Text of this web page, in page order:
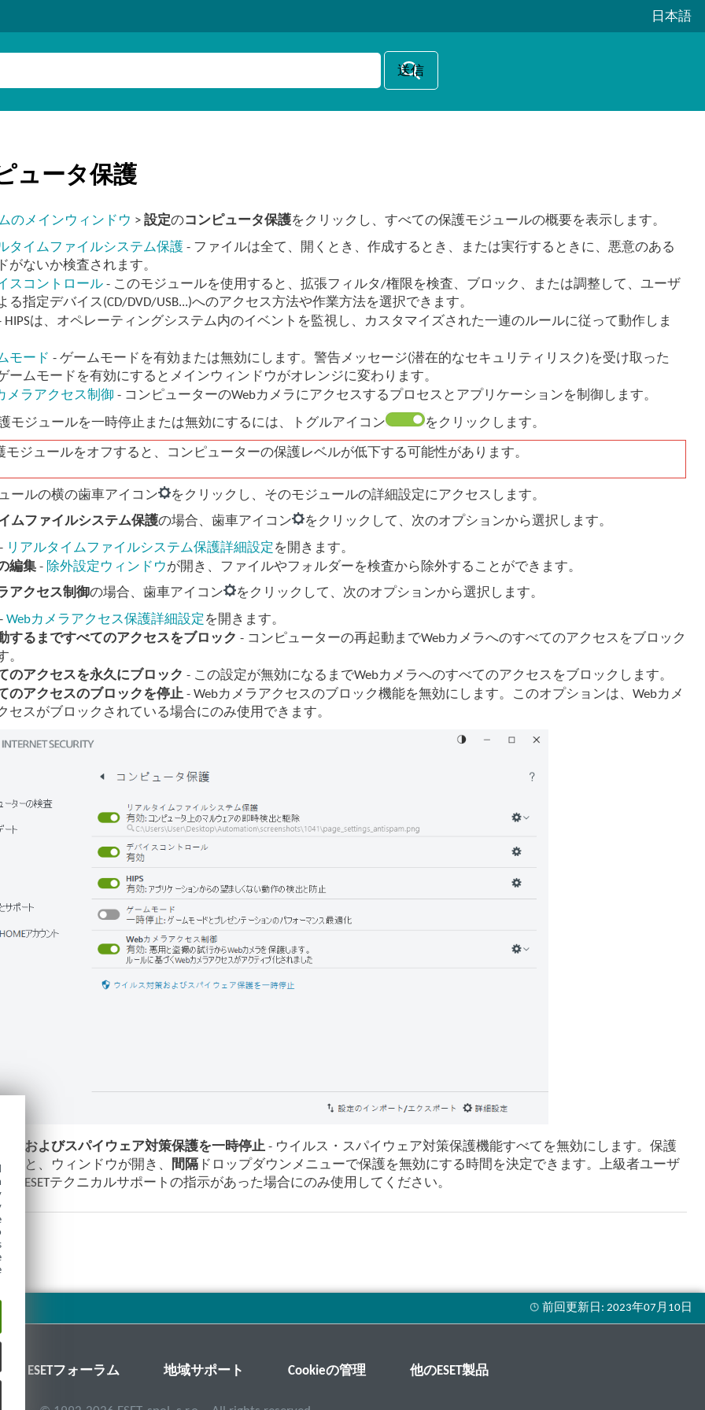
日本語
ュータ保護
のメインウィンドウ >設定のコンピュータ保護をクリックし、すべての保護モジュールの概要を表示します。
タイムファイルシステム保護 - ファイルは全て、開くとき、作成するとき、または実行するときに、悪意のある
がないか検査されます。
スコントロール - このモジュールを使用すると、拡張フィルタ/権限を検査、ブロック、または調整して、ユーザ
る指定デバイス(CD/DVD/USB...)へのアクセス方法や作業方法を選択できます。
HIPSは、オペレーティングシステム内のイベントを監視し、カスタマイズされた一連のルールに従って動作しま
モード - ゲームモードを有効または無効にします。警告メッセージ(潜在的なセキュリティリスク)を受け取った
ームモードを有効にするとメインウィンドウがオレンジに変わります。
メラアクセス制御 - コンピューターのWebカメラにアクセスするプロセスとアプリケーションを制御します。
モジュールを一時停止または無効にするには、トグルアイコン をクリックします。
モジュールをオフすると、コンピューターの保護レベルが低下する可能性があります。
ールの横の歯車アイコン
をクリックし、そのモジュールの詳細設定にアクセスします。
ムファイルシステム保護の場合、歯車アイコン
をクリックして、次のオプションから選択します。
リアルタイムファイルシステム保護詳細設定 を開きます。
編集 - 除外設定ウィンドウが開き、ファイルやフォルダーを検査から除外することができます。
アクセス制御の場合、歯車アイコン
をクリックして、次のオプションから選択します。
Webカメラアクセス保護詳細設定 を開きます。
するまですべてのアクセスをブロック - コンピューターの再起動までWebカメラへのすべてのアクセスをブロック
。
のアクセスを永久にブロック - この設定が無効になるまでWebカメラへのすべてのアクセスをブロックします。
のアクセスのブロックを停止 - Webカメラアクセスのブロック機能を無効にします。このオプションは、Webカメ
セスがブロックされている場合にのみ使用できます。
策およびスパイウェア対策保護を一時停止 - ウイルス・スパイウェア対策保護機能すべてを無効にします。保護
ると、ウィンドウが開き、
間隔 ドロップダウンメニューで保護を無効にする時間を決定できます。上級者ユーザ
、ESETテクニカルサポートの指示があった場合にのみ使用してください。
ESETフォーラム 地域サポート Cookieの管理 他のESET製品